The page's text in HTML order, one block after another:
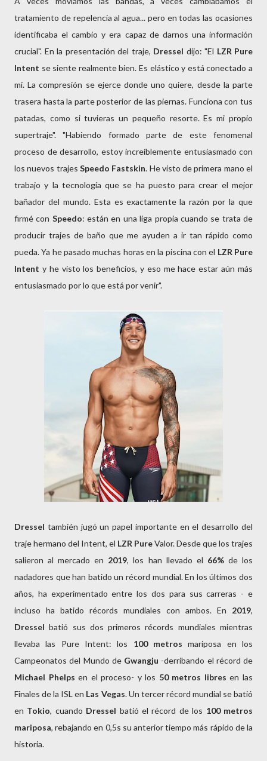
tratamiento de repelencia al agua... pero en todas las ocasiones
identificaba el cambio y era capaz de darnos una información
crucial". En la presentación del traje, Dressel dijo: "El LZR Pure
Intent se siente realmente bien. Es elástico y está conectado a
mí. La compresión se ejerce donde uno quiere, desde la parte
trasera hasta la parte posterior de las piernas. Funciona con tus
patadas, como si tuvieras un pequeño resorte. Es mi propio
supertraje". "Habiendo formado parte de este fenomenal
proceso de desarrollo, estoy increíblemente entusiasmado con
los nuevos trajes Speedo Fastskin. He visto de primera mano el
trabajo y la tecnología que se ha puesto para crear el mejor
bañador del mundo. Esta es exactamente la razón por la que
firmé con Speedo: están en una liga propia cuando se trata de
producir trajes de baño que me ayuden a ir tan rápido como
pueda. Ya he pasado muchas horas en la piscina con el LZR Pure
Intent y he visto los beneficios, y eso me hace estar aún más
entusiasmado por lo que está por venir".
Dressel también jugó un papel importante en el desarrollo del
traje hermano del Intent, el LZR PureValor. Desde que los trajes
salieron al mercado en 2019, los han llevado el 66% de los
nadadores que han batido un récord mundial. En los últimos dos
años, ha experimentado entre los dos para sus carreras - e
incluso ha batido récords mundiales con ambos. En 2019,
Dressel batió sus dos primeros récords mundiales mientras
llevaba las Pure Intent: los 100 metros mariposa en los
Campeonatos del Mundo de Gwangju -derribando el récord de
Michael Phelps en el proceso- y los 50 metros libres en las
Finales de la ISL en Las Vegas. Un tercer récord mundial se batió
en Tokio, cuando Dressel batió el récord de los 100 metros
mariposa, rebajando en 0,5s su anterior tiempo más rápido de la
historia.